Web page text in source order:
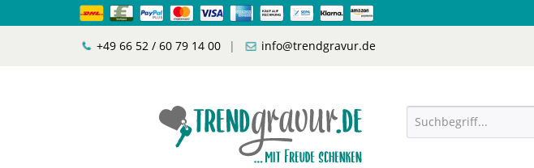
+49 66 52 / 60 79 14 00 | info@trendgravur.de